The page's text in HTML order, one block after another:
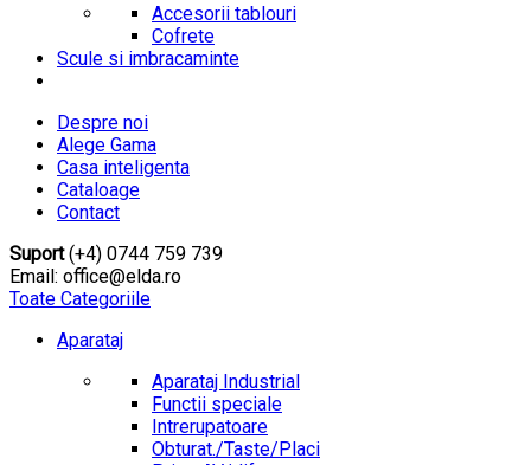
Accesorii tablouri
Cofrete
Scule si imbracaminte
Despre noi
Alege Gama
Casa inteligenta
Cataloage
Contact
Suport(+4) 0744 759 739
Email: office@elda.ro
Toate Categoriile
Aparataj
Aparataj Industrial
Functii speciale
Intrerupatoare
Obturat./Taste/Placi